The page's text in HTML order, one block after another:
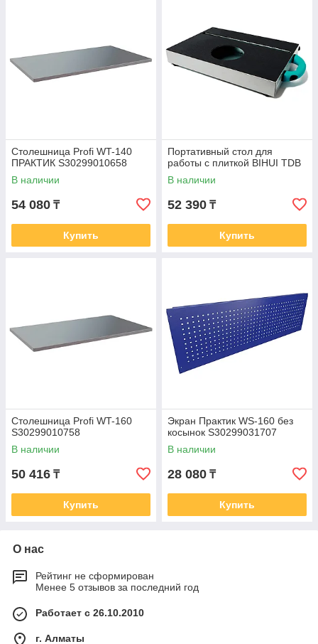
Столешница Profi WT-140
ПРАКТИК S30299010658
В наличии
54 080 ₸
Купить
Портативный стол для
работы с плиткой BIHUI TDB
В наличии
52 390 ₸
Купить
Столешница Profi WT-160
S30299010758
В наличии
50 416 ₸
Купить
Экран Практик WS-160 без
косынок S30299031707
В наличии
28 080 ₸
Купить
О нас
Рейтинг не сформирован
Менее 5 отзывов за последний год
Работает с 26.10.2010
г. Алматы